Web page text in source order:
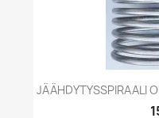
JÄÄHDYTYSSPIRAALI